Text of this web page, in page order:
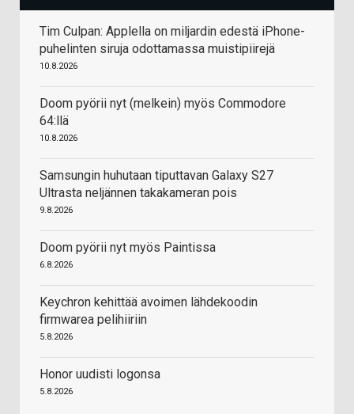
Tim Culpan: Applella on miljardin edestä iPhone-
puhelinten siruja odottamassa muistipiirejä
10.8.2026
Doom pyörii nyt (melkein) myös Commodore
64:llä
10.8.2026
Samsungin huhutaan tiputtavan Galaxy S27
Ultrasta neljännen takakameran pois
9.8.2026
Doom pyörii nyt myös Paintissa
6.8.2026
Keychron kehittää avoimen lähdekoodin
firmwarea pelihiiriin
5.8.2026
Honor uudisti logonsa
5.8.2026